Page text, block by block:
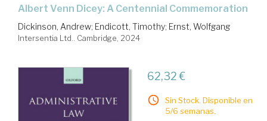
Albert Venn Dicey: A Centennial Commemoration
Dickinson, Andrew; Endicott, Timothy; Ernst, Wolfgang
Intersentia Ltd.. Cambridge, 2024
62,32 €
Sin Stock. Disponible en
5/6 semanas.